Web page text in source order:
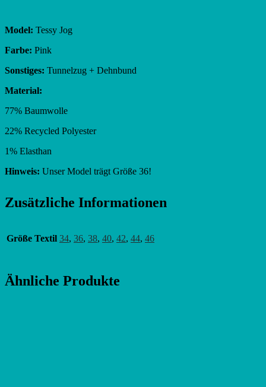
Model: Tessy Jog
Farbe: Pink
Sonstiges: Tunnelzug + Dehnbund
Material:
77% Baumwolle
22% Recycled Polyester
1% Elasthan
Hinweis: Unser Model trägt Größe 36!
Zusätzliche Informationen
Größe Textil 34, 36, 38, 40, 42, 44, 46
Ähnliche Produkte